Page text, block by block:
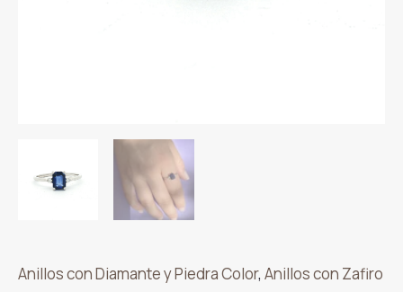
Anillos con Diamante y Piedra Color, Anillos con Zafiro